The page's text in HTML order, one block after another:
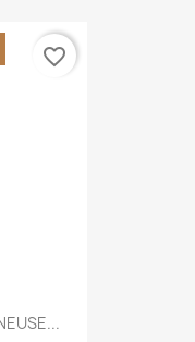
favorite_border